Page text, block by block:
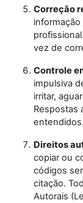
Correção
vez de
Controle
impulsiva
irritar,
Respostas
entendidos.
Direitos
copiar ou
códigos
citação.
Autorais